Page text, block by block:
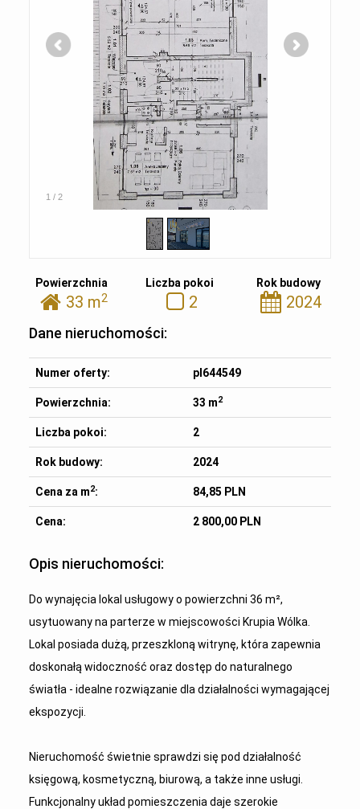
1 / 2
Powierzchnia
33 m2
Liczba pokoi
2
Rok budowy
2024
Dane nieruchomości:
Numer oferty: pl644549
Powierzchnia: 33 m2
Liczba pokoi: 2
Rok budowy: 2024
Cena za m2: 84,85 PLN
Cena: 2 800,00 PLN
Opis nieruchomości:
Do wynajęcia lokal usługowy o powierzchni 36 m²,
usytuowany na parterze w miejscowości Krupia Wólka.
Lokal posiada dużą, przeszkloną witrynę, która zapewnia
doskonałą widoczność oraz dostęp do naturalnego
światła - idealne rozwiązanie dla działalności wymagającej
ekspozycji.
Nieruchomość świetnie sprawdzi się pod działalność
księgową, kosmetyczną, biurową, a także inne usługi.
Funkcjonalny układ pomieszczenia daje szerokie